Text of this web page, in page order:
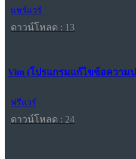
แชร์แวร์
ดาวน์โหลด : 13
Vim (โปรแกรมแก้ไขข้อความ
ฟรีแวร์
ดาวน์โหลด : 24